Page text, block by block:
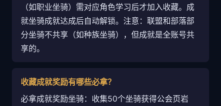
（如职业坐骑）需对应角色学习后才加入收藏。成
就坐骑成就达成后自动解锁。注意：联盟和部落部
分坐骑不共享（如种族坐骑），但成就是全账号共
享的。
收藏成就奖励有哪些必拿？
必拿成就奖励坐骑：收集50个坐骑获得公会页岩